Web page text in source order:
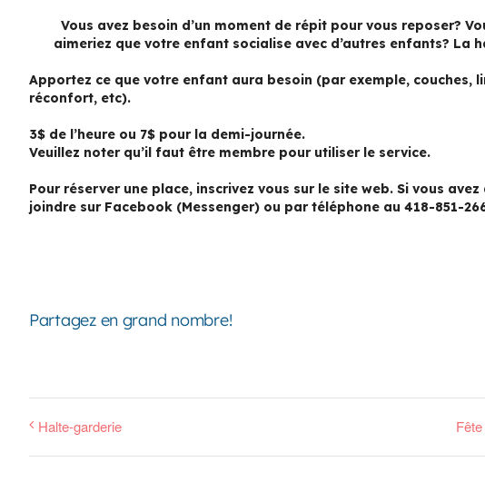
Vous avez besoin d’un moment de répit pour vous reposer?
aimeriez que votre enfant socialise avec d’autres enfants? La
Apportez ce que votre enfant aura besoin (par exemple, couches,
réconfort, etc).
3$ de l’heure ou 7$ pour la demi-journée.
Veuillez noter qu’il faut être membre pour utiliser le service.
Pour réserver une place, inscrivez vous sur le site web. Si vous
joindre sur Facebook (Messenger) ou par téléphone au 418-851-
Partagez en grand nombre!
Halte-garderie